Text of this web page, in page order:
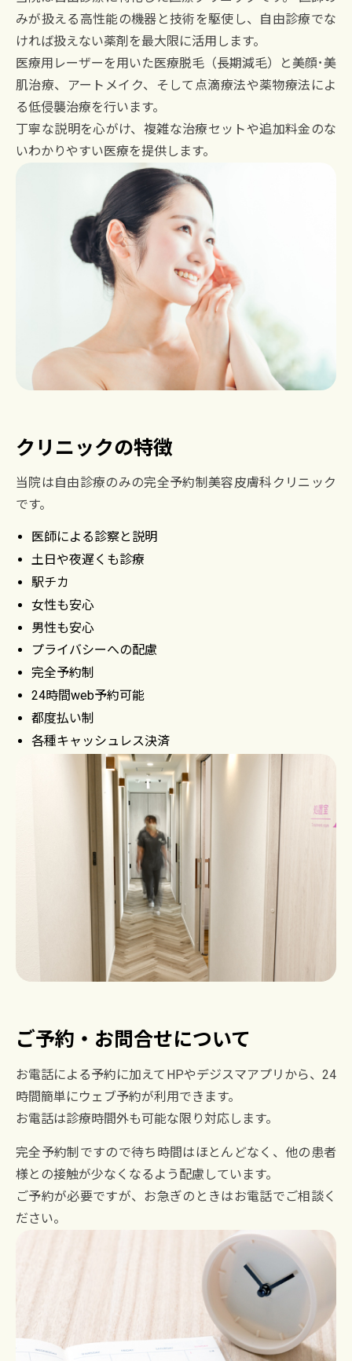
みが扱える高性能の機器と技術を駆使し、自由診療でな
ければ扱えない薬剤を最大限に活用します。
医療用レーザーを用いた医療脱毛（長期減毛）と美顔･美
肌治療、アートメイク、そして点滴療法や薬物療法によ
る低侵襲治療を行います。
丁寧な説明を心がけ、複雑な治療セットや追加料金のな
いわかりやすい医療を提供します。
クリニックの特徴
当院は自由診療のみの完全予約制美容皮膚科クリニック
です。
医師による診察と説明
土日や夜遅くも診療
駅チカ
女性も安心
男性も安心
プライバシーへの配慮
完全予約制
24時間web予約可能
都度払い制
各種キャッシュレス決済
ご予約・お問合せについて
お電話による予約に加えてHPやデジスマアプリから、24
時間簡単にウェブ予約が利用できます。
お電話は診療時間外も可能な限り対応します。
完全予約制ですので待ち時間はほとんどなく、他の患者
様との接触が少なくなるよう配慮しています。
ご予約が必要ですが、お急ぎのときはお電話でご相談く
ださい。